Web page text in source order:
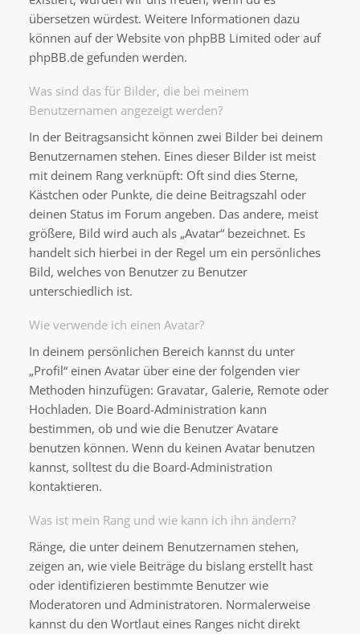
übersetzen würdest. Weitere Informationen dazu
können auf der Website von phpBB Limited oder auf
phpBB.de gefunden werden.
Was sind das für Bilder, die bei meinem
Benutzernamen angezeigt werden?
In der Beitragsansicht können zwei Bilder bei deinem
Benutzernamen stehen. Eines dieser Bilder ist meist
mit deinem Rang verknüpft: Oft sind dies Sterne,
Kästchen oder Punkte, die deine Beitragszahl oder
deinen Status im Forum angeben. Das andere, meist
größere, Bild wird auch als „Avatar“ bezeichnet. Es
handelt sich hierbei in der Regel um ein persönliches
Bild, welches von Benutzer zu Benutzer
unterschiedlich ist.
Wie verwende ich einen Avatar?
In deinem persönlichen Bereich kannst du unter
„Profil“ einen Avatar über eine der folgenden vier
Methoden hinzufügen: Gravatar, Galerie, Remote oder
Hochladen. Die Board-Administration kann
bestimmen, ob und wie die Benutzer Avatare
benutzen können. Wenn du keinen Avatar benutzen
kannst, solltest du die Board-Administration
kontaktieren.
Was ist mein Rang und wie kann ich ihn ändern?
Ränge, die unter deinem Benutzernamen stehen,
zeigen an, wie viele Beiträge du bislang erstellt hast
oder identifizieren bestimmte Benutzer wie
Moderatoren und Administratoren. Normalerweise
kannst du den Wortlaut eines Ranges nicht direkt